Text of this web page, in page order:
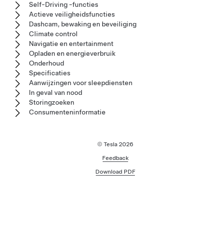
Self-Driving -functies
Actieve veiligheidsfuncties
Dashcam, bewaking en beveiliging
Climate control
Navigatie en entertainment
Opladen en energieverbruik
Onderhoud
Specificaties
Aanwijzingen voor sleepdiensten
In geval van nood
Storingzoeken
Consumenteninformatie
© Tesla 2026
Feedback
Download PDF